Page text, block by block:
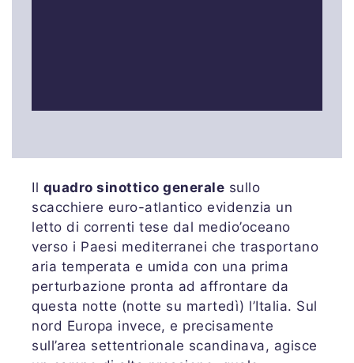
Il quadro sinottico generale sullo
scacchiere euro-atlantico evidenzia un
letto di correnti tese dal medio’oceano
verso i Paesi mediterranei che trasportano
aria temperata e umida con una prima
perturbazione pronta ad affrontare da
questa notte (notte su martedì) l’Italia. Sul
nord Europa invece, e precisamente
sull’area settentrionale scandinava, agisce